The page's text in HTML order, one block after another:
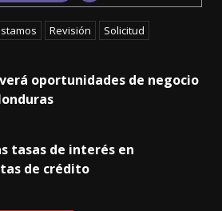
Revisión Solicitud
oportunidades de negocio
tasas de interés en
de crédito